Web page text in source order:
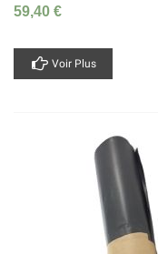
59,40 €
Voir Plus